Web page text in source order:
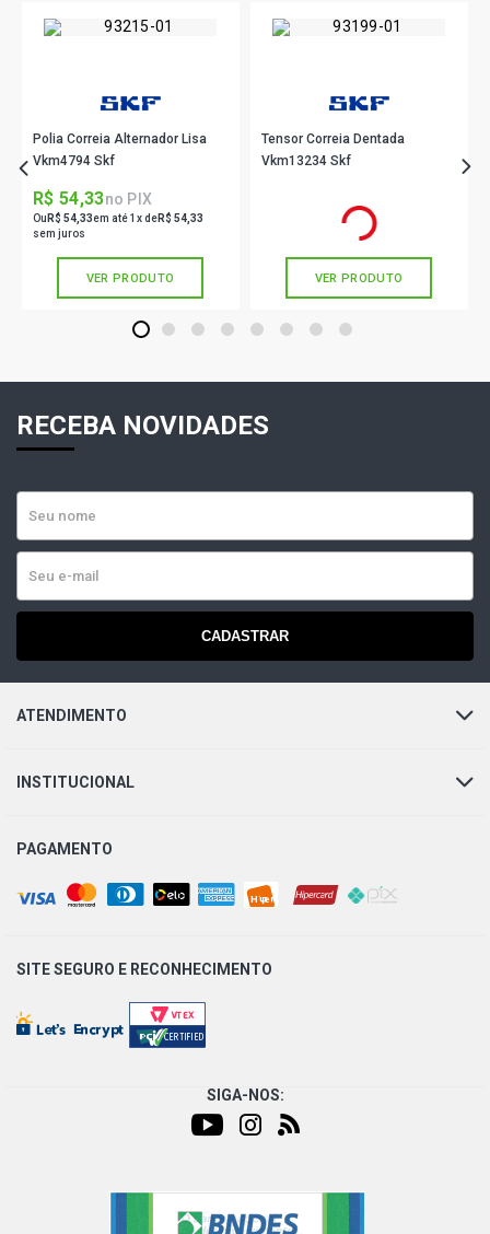
Polia Correia Alternador Lisa
Vkm4794 Skf
R$ 54,33no PIX
Ou R$ 54,33em até 1x deR$ 54,33
sem juros
VER PRODUTO
Tensor Correia Dentada
Vkm13234 Skf
em até 5x de
VER PRODUTO
1 2 3 4 5 6 7 8
RECEBA NOVIDADES
CADASTRAR
ATENDIMENTO
INSTITUCIONAL
PAGAMENTO
SITE SEGURO E RECONHECIMENTO
SIGA-NOS: